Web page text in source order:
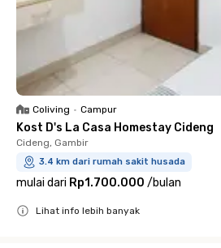
Coliving • Campur
Kost D's La Casa Homestay Cideng
Cideng, Gambir
3.4 km dari rumah sakit husada
mulai dari Rp1.700.000 /bulan
Lihat info lebih banyak